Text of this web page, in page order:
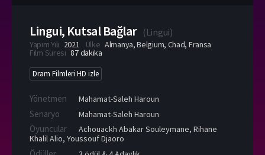
Lingui, Kutsal Bağlar (Lingui)
Yapım Yılı 2021 Ülke Almanya,Belgium, Chad, Fransa
Film Süresi 87 dakika
Dram Filmleri HD izle
Yönetmen Mahamat-Saleh Haroun
Senaryo Mahamat-Saleh Haroun
Oyuncular Achouackh Abakar Souleymane, Rihane
Khalil Alio, Youssouf Djaoro